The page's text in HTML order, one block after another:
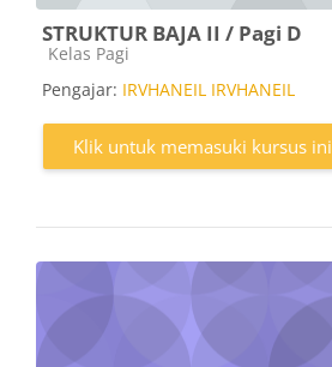
STRUKTUR BAJA II / Pagi D
Kategori kursus
Kelas Pagi
Pengajar: IRVHANEIL IRVHANEIL
Klik untuk memasuki kursus ini